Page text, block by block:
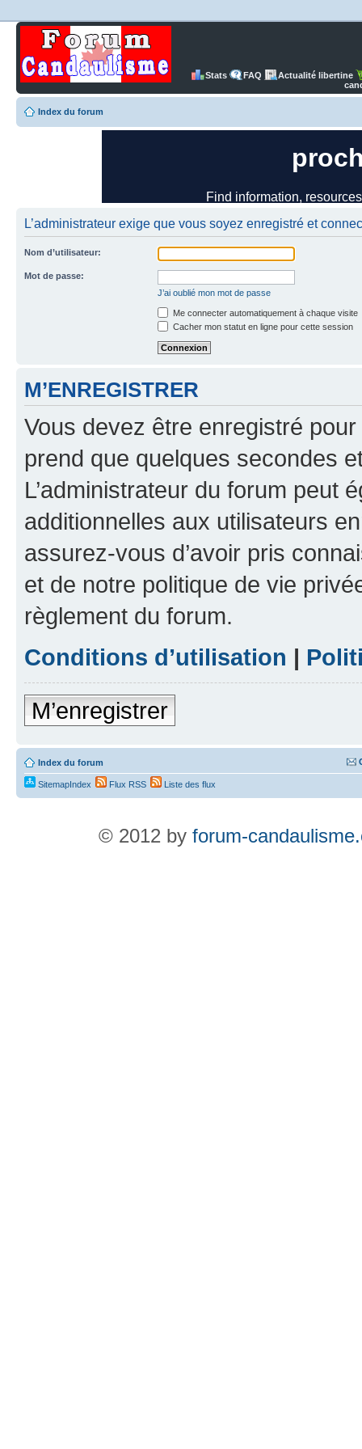
Stats FAQ
Actualité libertine
Index du forum
L’administrateur exige que vous soyez enregistré et
Nom d’utilisateur:
Mot de passe:
J’ai oublié mon mot de passe
Me connecter automatiquement à chaque visite
Cacher mon statut en ligne pour cette session
M’ENREGISTRER
Vous devez être enregistré
prend que quelques secondes
L’administrateur du forum peut
additionnelles aux utilisateurs
assurez-vous d’avoir pris
et de notre politique de vie
règlement du forum.
Conditions d’utilisation |
M’enregistrer
Index du forum
SitemapIndex Flux RSS Liste des flux
© 2012 by forum-